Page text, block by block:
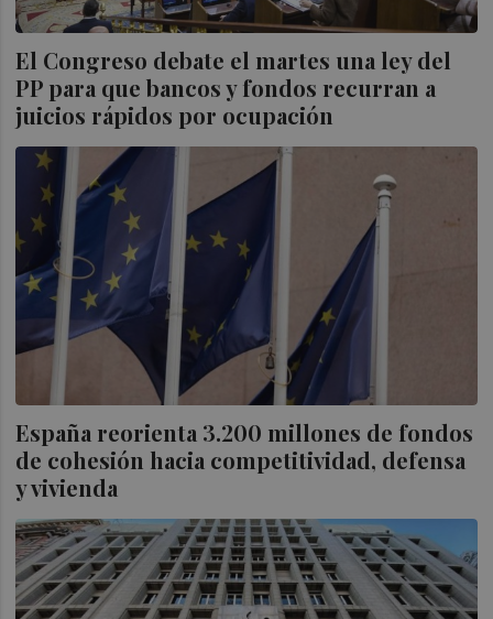
El Congreso debate el martes una ley del
PP para que bancos y fondos recurran a
juicios rápidos por ocupación
España reorienta 3.200 millones de fondos
de cohesión hacia competitividad, defensa
y vivienda